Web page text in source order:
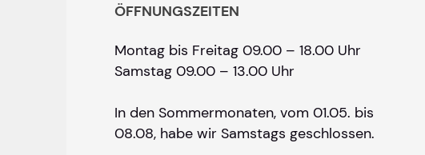
ÖFFNUNGSZEITEN
Montag bis Freitag 09.00 – 18.00 Uhr
Samstag 09.00 – 13.00 Uhr
In den Sommermonaten, vom 01.05. bis
08.08, habe wir Samstags geschlossen.